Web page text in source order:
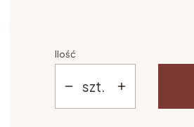
Ilość
szt.